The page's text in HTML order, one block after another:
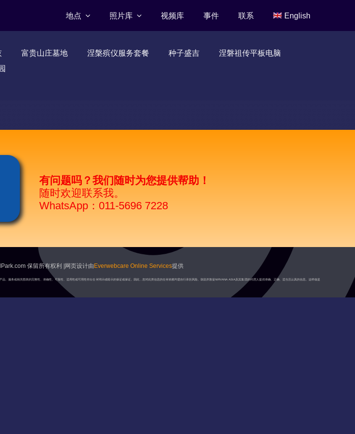
地点 照片库 视频库 事件 联系 English
富贵山庄墓地 涅槃殡仪服务套餐 种子盛吉
涅磐祖传平板电脑
有问题吗？我们随时为您提供帮助！
随时欢迎联系我。
WhatsApp：011-5696 7228
保留所有权利 |网页设计由 Everwebcare Online Services提供
服务或相关图表的完整性、准确性、可靠性、适用性或可用性作出任何明示或暗示的保证或保证。因此，您对此类信息的任何依赖均需自行承担风险。鼓励并敦促NIRVANA ASIA及其集团的代理人提供准确、正确、适当且认真的信息。这样做是